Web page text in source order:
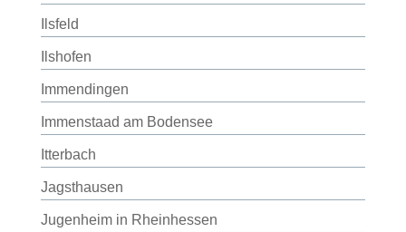
Ilsfeld
Ilshofen
Immendingen
Immenstaad am Bodensee
Itterbach
Jagsthausen
Jugenheim in Rheinhessen